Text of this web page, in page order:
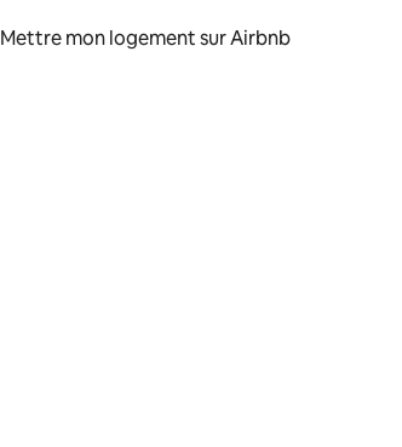
Mettre mon logement sur Airbnb